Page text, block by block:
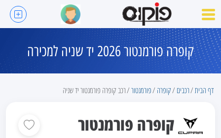
קופרה פורמנטור 2026 יד שניה למכירה
דף הבית רכבים קופרה פורמנטור רכב קופרה פורמנטור יד שניה
קופרה פורמנטור